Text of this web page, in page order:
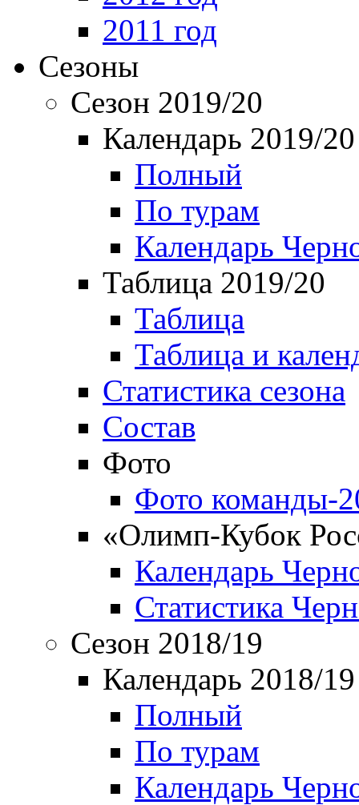
2011 год
Сезоны
Сезон 2019/20
Календарь 2019/20
Полный
По турам
Календарь
Таблица 2019/20
Таблица
Таблица и
Статистика сезона
Состав
Фото
Фото команды-
«Олимп-Кубок
Календарь
Статистика
Сезон 2018/19
Календарь 2018/19
Полный
По турам
Календарь